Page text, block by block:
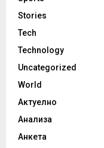
Stories
Tech
Technology
Uncategorized
World
Актуелно
Анализа
Анкета